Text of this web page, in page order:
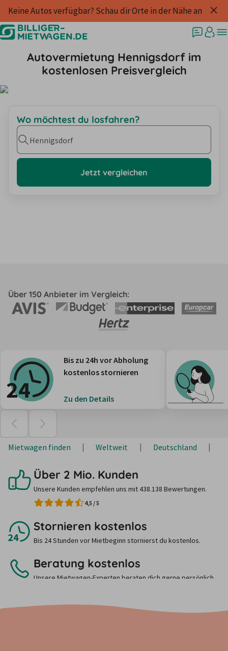
Keine Autos verfügbar? Schau dir Orte in der Nähe an
Autovermietung Hennigsdorf im
kostenlosen Preisvergleich
Wo möchtest du losfahren?
Hennigsdorf
Jetzt vergleichen
Über 150 Anbieter im Vergleich:
Bis zu 24h vor Abholung
kostenlos stornieren
Zu den Details
Mietwagen finden Weltweit Deutschland
Über 2 Mio. Kunden
Unsere Kunden empfehlen uns mit 438.138 Bewertungen.
4,5 /5
Stornieren kostenlos
Bis 24 Stunden vor Mietbeginn stornierst du kostenlos.
Beratung kostenlos
Unsere Mietwagen-Experten beraten dich gerne persönlich.